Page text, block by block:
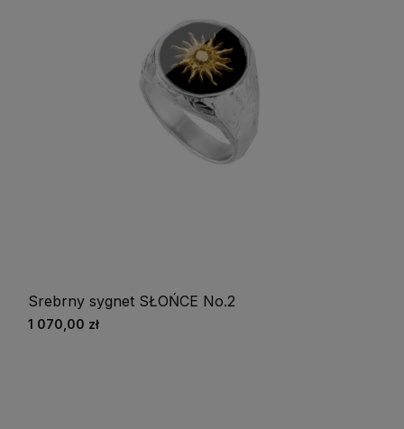
Srebrny sygnet SŁOŃCE No.2
1 070,00 zł